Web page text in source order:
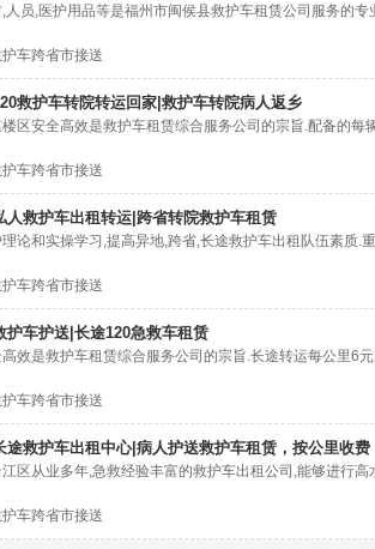
人员,医护用品等是福州市闽侯县救护车租赁公司服务的专
车跨省市接送
救护车转院转运回家|救护车转院病人返乡
区安全高效是救护车租赁综合服务公司的宗旨.配备的每
车跨省市接送
人救护车出租转运|跨省转院救护车租赁
论和实操学习,提高异地,跨省,长途救护车出租队伍素质.重
车跨省市接送
护车护送|长途120急救车租赁
效是救护车租赁综合服务公司的宗旨.长途转运每公里6元
车跨省市接送
途救护车出租中心|病人护送救护车租赁，按公里收费
区从业多年,急救经验丰富的救护车出租公司,能够进行高
车跨省市接送